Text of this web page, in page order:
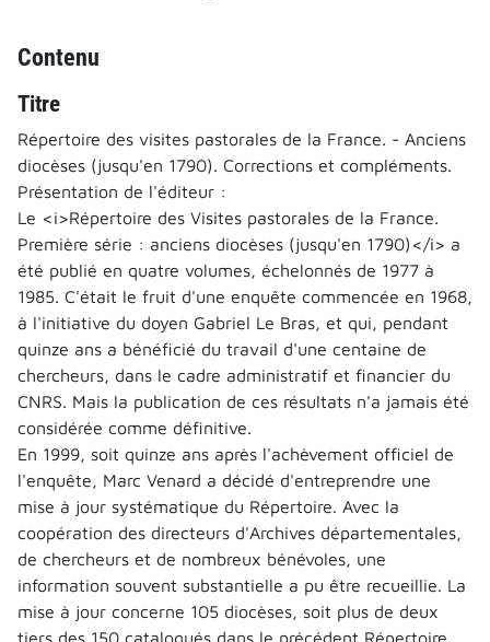
Contenu
Titre
Répertoire des visites pastorales de la France. - Anciens
diocèses (jusqu'en 1790). Corrections et compléments.
Présentation de l'éditeur :
Le <i>Répertoire des Visites pastorales de la France.
Première série : anciens diocèses (jusqu'en 1790)</i> a
été publié en quatre volumes, échelonnés de 1977 à
1985. C'était le fruit d'une enquête commencée en 1968,
à l'initiative du doyen Gabriel Le Bras, et qui, pendant
quinze ans a bénéficié du travail d'une centaine de
chercheurs, dans le cadre administratif et financier du
CNRS. Mais la publication de ces résultats n'a jamais été
considérée comme définitive.
En 1999, soit quinze ans après l'achèvement officiel de
l'enquête, Marc Venard a décidé d'entreprendre une
mise à jour systématique du Répertoire. Avec la
coopération des directeurs d'Archives départementales,
de chercheurs et de nombreux bénévoles, une
information souvent substantielle a pu être recueillie. La
mise à jour concerne 105 diocèses, soit plus de deux
tiers des 150 catalogués dans le précédent Répertoire.